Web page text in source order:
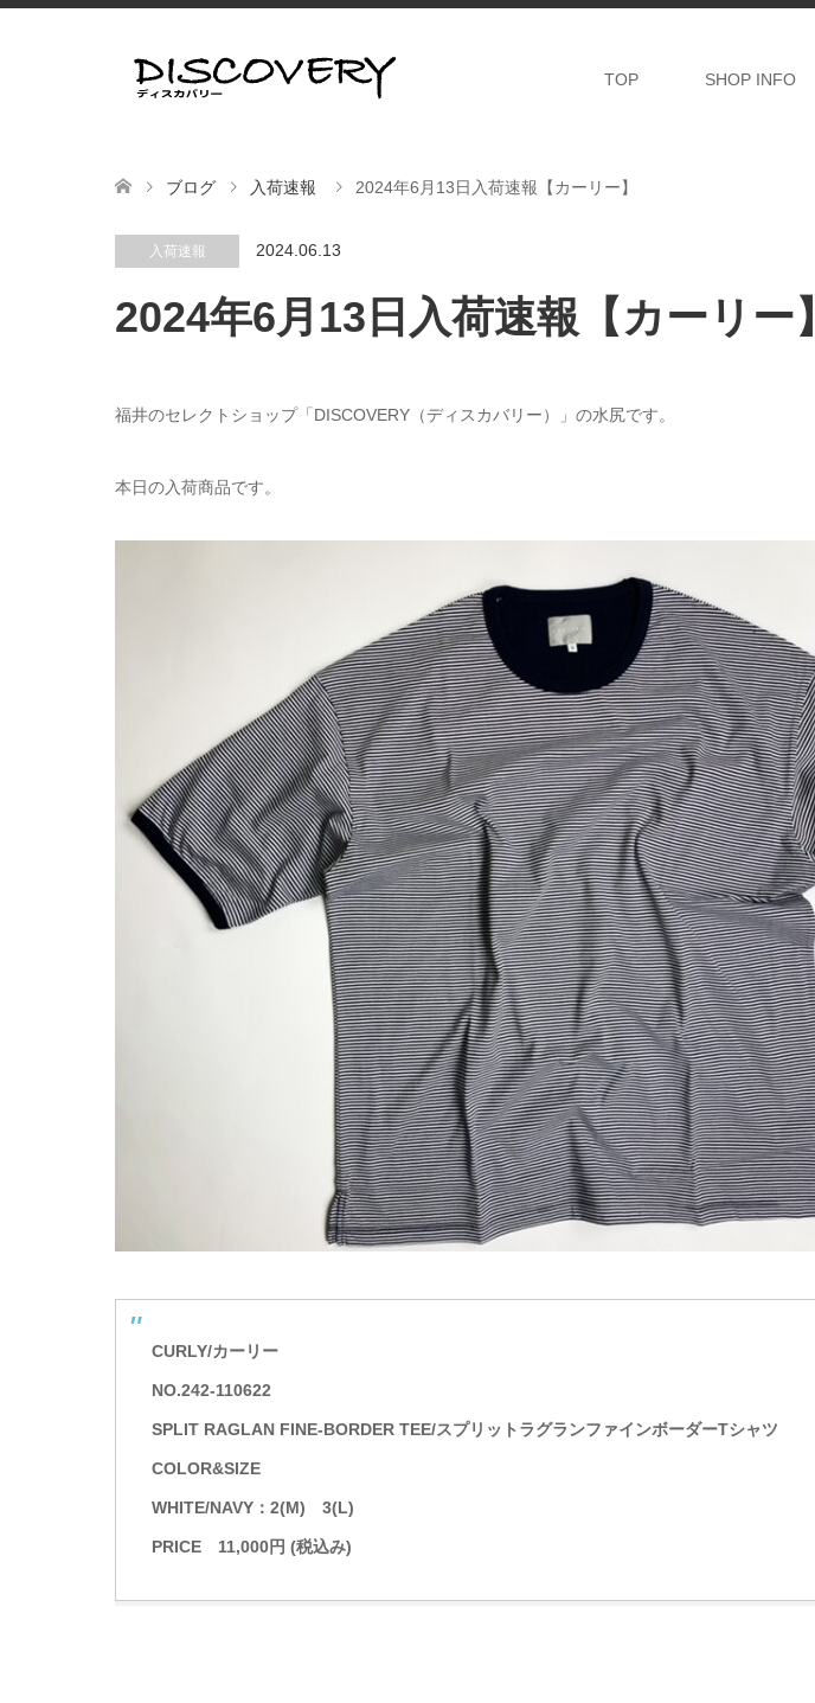
TOP SHOP INFO
ブログ 入荷速報 2024年6月13日入荷速報【カーリー】
入荷速報 2024.06.13
2024年6月13日入荷速報【カーリー】
福井のセレクトショップ「DISCOVERY（ディスカバリー）」の水尻です。
本日の入荷商品です。
CURLY/カーリー
NO.242-110622
SPLIT RAGLAN FINE-BORDER TEE/スプリットラグランファインボーダーTシャツ
COLOR&SIZE
WHITE/NAVY：2(M) 3(L)
PRICE 11,000円 (税込み)